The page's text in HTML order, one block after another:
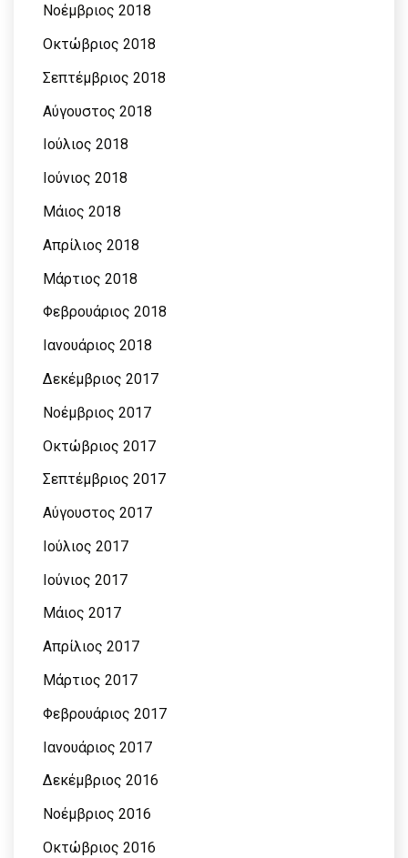
Νοέμβριος 2018
Οκτώβριος 2018
Σεπτέμβριος 2018
Αύγουστος 2018
Ιούλιος 2018
Ιούνιος 2018
Μάιος 2018
Απρίλιος 2018
Μάρτιος 2018
Φεβρουάριος 2018
Ιανουάριος 2018
Δεκέμβριος 2017
Νοέμβριος 2017
Οκτώβριος 2017
Σεπτέμβριος 2017
Αύγουστος 2017
Ιούλιος 2017
Ιούνιος 2017
Μάιος 2017
Απρίλιος 2017
Μάρτιος 2017
Φεβρουάριος 2017
Ιανουάριος 2017
Δεκέμβριος 2016
Νοέμβριος 2016
Οκτώβριος 2016